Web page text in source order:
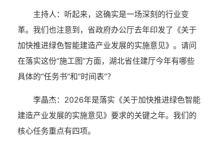
主持人： 听起来，这确实是一场深刻的行业变
革。我们也注意到，省政府办公厅去年印发了《关于
加快推进绿色智能建造产业发展的实施意见》。请问
在落实这份“施工图”方面，湖北省住建厅今年有哪些
具体的“任务书”和“时间表”？
李晶杰： 2026年是落实《关于加快推进绿色智能
建造产业发展的实施意见》要求的关键之年。我们的
核心任务重点有四项。